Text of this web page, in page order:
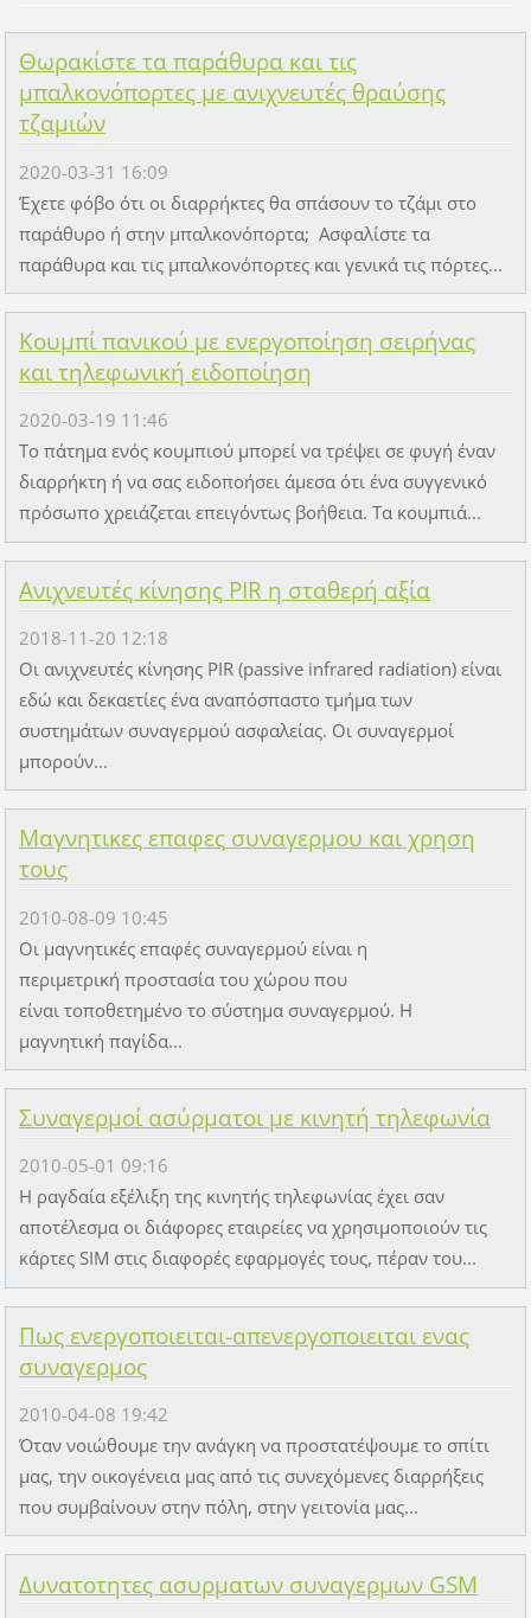
Θωρακίστε τα παράθυρα και τις
μπαλκονόπορτες με ανιχνευτές θραύσης
τζαμιών
2020-03-31 16:09
Έχετε φόβο ότι οι διαρρήκτες θα σπάσουν το τζάμι στο
παράθυρο ή στην μπαλκονόπορτα; Ασφαλίστε τα
παράθυρα και τις μπαλκονόπορτες και γενικά τις πόρτες...
Κουμπί πανικού με ενεργοποίηση σειρήνας
και τηλεφωνική ειδοποίηση
2020-03-19 11:46
Το πάτημα ενός κουμπιού μπορεί να τρέψει σε φυγή έναν
διαρρήκτη ή να σας ειδοποήσει άμεσα ότι ένα συγγενικό
πρόσωπο χρειάζεται επειγόντως βοήθεια. Τα κουμπιά...
Ανιχνευτές κίνησης PIR η σταθερή αξία
2018-11-20 12:18
Οι ανιχνευτές κίνησης PIR (passive infrared radiation) είναι
εδώ και δεκαετίες ένα αναπόσπαστο τμήμα των
συστημάτων συναγερμού ασφαλείας. Οι συναγερμοί
μπορούν...
Μαγνητικες επαφες συναγερμου και χρηση
τους
2010-08-09 10:45
Οι μαγνητικές επαφές συναγερμού είναι η
περιμετρική προστασία του χώρου που
είναι τοποθετημένο το σύστημα συναγερμού. Η
μαγνητική παγίδα...
Συναγερμοί ασύρματοι με κινητή τηλεφωνία
2010-05-01 09:16
Η ραγδαία εξέλιξη της κινητής τηλεφωνίας έχει σαν
αποτέλεσμα οι διάφορες εταιρείες να χρησιμοποιούν τις
κάρτες SIM στις διαφορές εφαρμογές τους, πέραν του...
Πως ενεργοποιειται-απενεργοποιειται ενας
συναγερμος
2010-04-08 19:42
Όταν νοιώθουμε την ανάγκη να προστατέψουμε το σπίτι
μας, την οικογένεια μας από τις συνεχόμενες διαρρήξεις
που συμβαίνουν στην πόλη, στην γειτονία μας...
Δυνατοτητες ασυρματων συναγερμων GSM